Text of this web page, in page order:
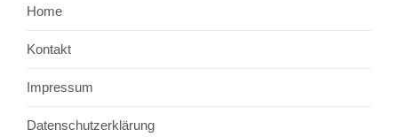
Home
Kontakt
Impressum
Datenschutzerklärung